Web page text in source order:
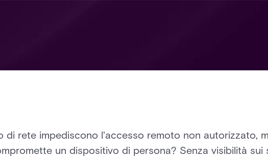
di rete impediscono l'accesso remoto non autorizzato,
un dispositivo di persona? Senza visibilità sui